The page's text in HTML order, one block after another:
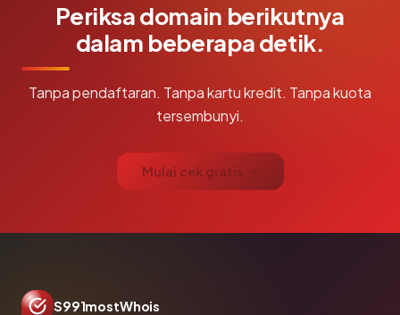
Periksa domain berikutnya
dalam beberapa detik.
Tanpa pendaftaran. Tanpa kartu kredit. Tanpa kuota
tersembunyi.
Mulai cek gratis →
S991mostWhois